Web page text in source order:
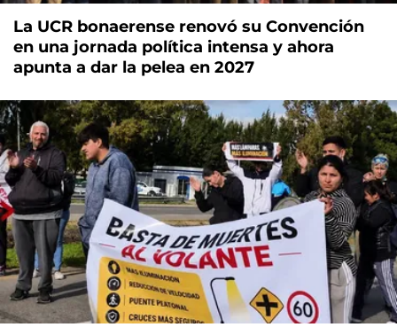
La UCR bonaerense renovó su Convención
en una jornada política intensa y ahora
apunta a dar la pelea en 2027